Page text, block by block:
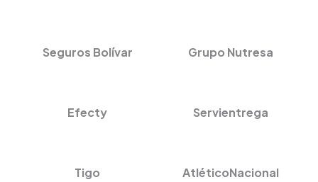
Seguros Bolívar Grupo Nutresa
Efecty Servientrega
Tigo AtléticoNacional